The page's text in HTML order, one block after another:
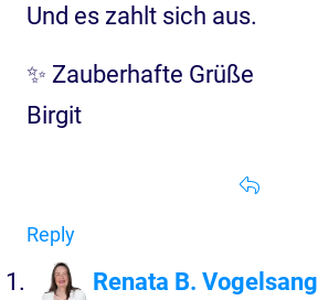
Und es zahlt sich aus.
✨ Zauberhafte Grüße
Birgit
Reply
Renata B. Vogelsang